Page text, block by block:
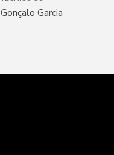
Gonçalo Garcia